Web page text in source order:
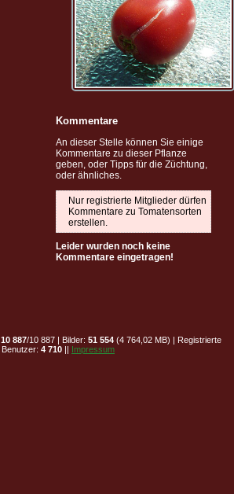
Kommentare
An dieser Stelle können Sie einige
Kommentare zu dieser Pflanze
geben, oder Tipps für die Züchtung,
oder ähnliches.
Nur registrierte Mitglieder dürfen
Kommentare zu Tomatensorten
erstellen.
Leider wurden noch keine
Kommentare eingetragen!
10 887/10 887 | Bilder: 51 554(4 764,02 MB) | Registrierte
Benutzer: 4 710 || Impressum